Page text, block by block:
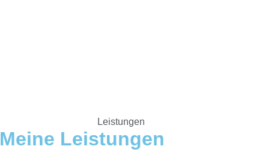
Leistungen
Meine Leistungen